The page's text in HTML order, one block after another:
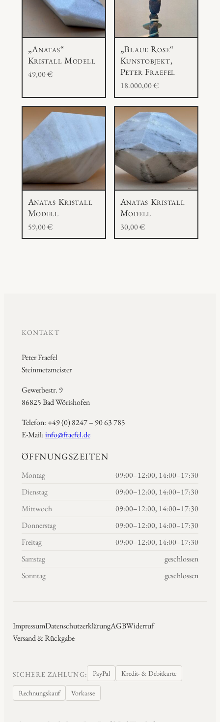
„Anatas“
Kristall Modell
49,00€
„Blaue Rose“
Kunstobjekt,
Peter Fraefel
18.000,00€
Anatas Kristall
Modell
59,00€
Anatas Kristall
Modell
30,00€
KONTAKT
Peter Fraefel
Steinmetzmeister
Gewerbestr. 9
86825 Bad Wörishofen
Telefon: +49 (0) 8247 – 90 63 785
E-Mail:info@fraefel.de
ÖFFNUNGSZEITEN
Montag
09:00–12:00, 14:00–17:30
Dienstag
09:00–12:00, 14:00–17:30
Mittwoch
09:00–12:00, 14:00–17:30
Donnerstag
09:00–12:00, 14:00–17:30
Freitag
09:00–12:00, 14:00–17:30
Samstag
geschlossen
Sonntag
geschlossen
ImpressumDatenschutzerklärungAGBWiderruf
Versand & Rückgabe
SICHERE ZAHLUNG: PayPal Kredit- & Debitkarte
Rechnungskauf Vorkasse